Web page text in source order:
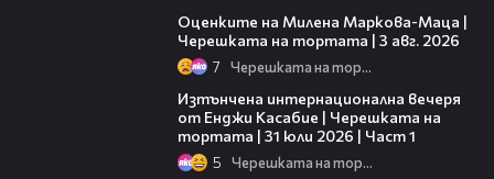
Оценките на Милена Маркова-Маца |
Черешката на тортата | 3 авг. 2026
7 Черешката на тортата
Изтънчена интернационална вечеря
от Енджи Касабие | Черешката на
тортата | 31 юли 2026 | Част 1
5 Черешката на тортата